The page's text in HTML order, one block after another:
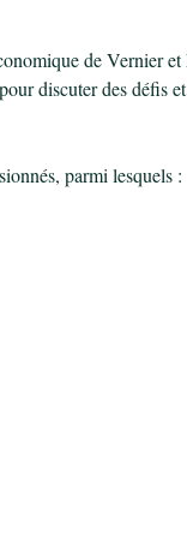
de Vernier
discuter des défis
parmi lesquels :